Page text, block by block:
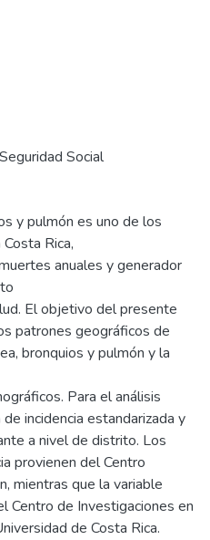
Social
y pulmón es uno de los
Rica,
anuales y generador
El objetivo del presente
patrones geográficos de
bronquios y pulmón y la
Para el análisis
incidencia estandarizada y
a nivel de distrito. Los
provienen del Centro
mientras que la variable
Centro de Investigaciones en
de Costa Rica.